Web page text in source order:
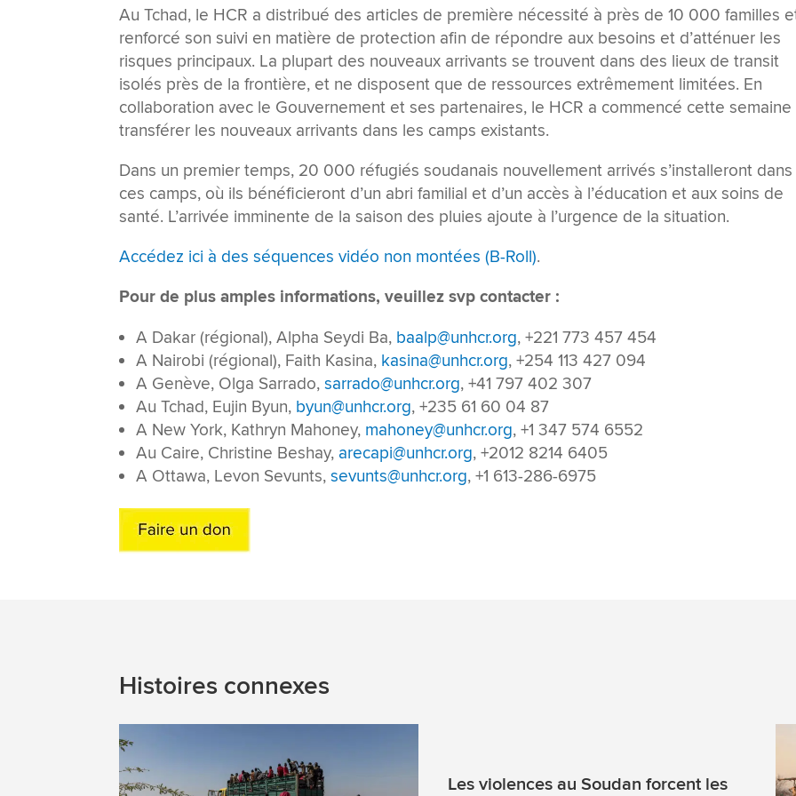
Au Tchad, le HCR a distribué des articles de première nécessité à près de 10 000 familles
renforcé son suivi en matière de protection afin de répondre aux besoins et d’atténuer les
risques principaux. La plupart des nouveaux arrivants se trouvent dans des lieux de transit
isolés près de la frontière, et ne disposent que de ressources extrêmement limitées. En
collaboration avec le Gouvernement et ses partenaires, le HCR a commencé cette semaine
transférer les nouveaux arrivants dans les camps existants.
Dans un premier temps, 20 000 réfugiés soudanais nouvellement arrivés s’installeront dans
ces camps, où ils bénéficieront d’un abri familial et d’un accès à l’éducation et aux soins de
santé. L’arrivée imminente de la saison des pluies ajoute à l’urgence de la situation.
Accédez ici à des séquences vidéo non montées (B-Roll).
Pour de plus amples informations, veuillez svp contacter :
A Dakar (régional), Alpha Seydi Ba, baalp@unhcr.org, +221 773 457 454
A Nairobi (régional), Faith Kasina, kasina@unhcr.org, +254 113 427 094
A Genève, Olga Sarrado,sarrado@unhcr.org, +41 797 402 307
Au Tchad, Eujin Byun, byun@unhcr.org, +235 61 60 04 87
A New York, Kathryn Mahoney, mahoney@unhcr.org, +1 347 574 6552
Au Caire, Christine Beshay, arecapi@unhcr.org, +2012 8214 6405
A Ottawa, Levon Sevunts,sevunts@unhcr.org, +1 613-286-6975
Histoires connexes
Les violences au Soudan forcent les